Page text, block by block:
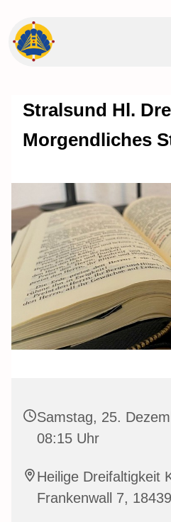
Stralsund Hl.
Morgendliches
Samstag, 25.
08:15 Uhr
Heilige Dreifaltigkeit
Frankenwall 7,